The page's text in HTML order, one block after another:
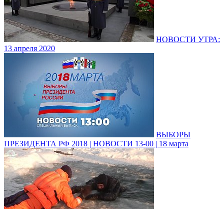
НОВОСТИ УТРА:
13 апреля 2020
ВЫБОРЫ
ПРЕЗИДЕНТА РФ 2018 | НОВОСТИ 13-00 | 18 марта